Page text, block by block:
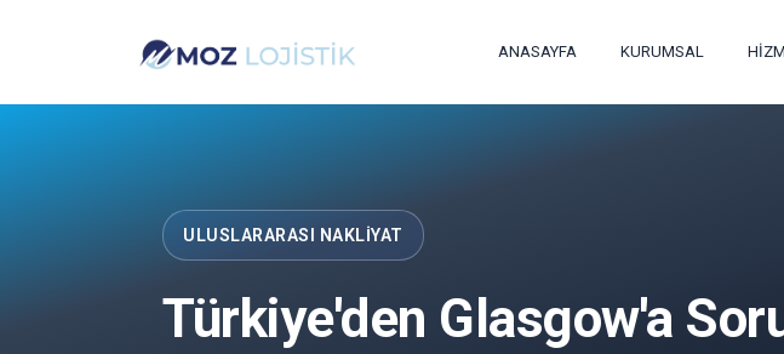
ANASAYFA KURUMSAL
ULUSLARARASI NAKLIYAT
Türkiye'den Glasgow'a